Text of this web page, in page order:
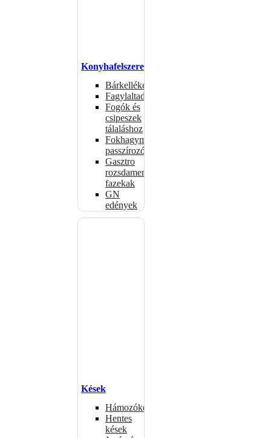
Konyhafelszerelés
Bárkellékek
Fagylaltadagolók
Fogók és
csipeszek
tálaláshoz
Fokhagymaprések,
passzírozók
Gasztro
rozsdamentes
fazekak
GN
edények
Kések
Hámozókések
Hentes
kések